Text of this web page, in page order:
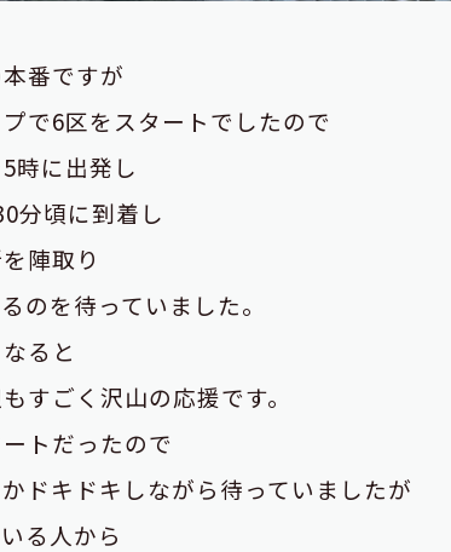
番ですが
で6区をスタートでしたので
時に出発し
分頃に到着し
陣取り
のを待っていました。
ると
すごく沢山の応援です。
トだったので
ドキドキしながら待っていましたが
る人から